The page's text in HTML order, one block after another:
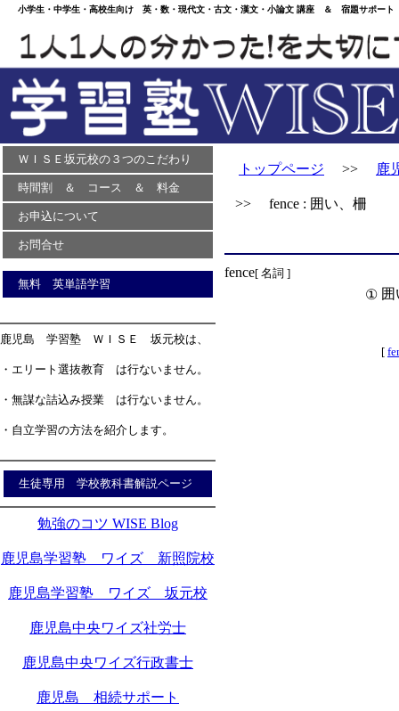
小学生・中学生・高校生向け 英・数・現代文・古文・漢文・小論文 講座 ＆ 宿題サポー
ＷＩＳＥ坂元校の３つのこだわり
時間割 ＆ コース ＆ 料金
お申込について
お問合せ
無料 英単語学習
鹿児島 学習塾 ＷＩＳＥ 坂元校は、
・エリート選抜教育 は行ないません。
・無謀な詰込み授業 は行ないません。
・自立学習の方法を紹介します。
生徒専用 学校教科書解説ページ
勉強のコツ WISE Blog
鹿児島学習塾 ワイズ 新照院校
鹿児島学習塾 ワイズ 坂元校
鹿児島中央ワイズ社労士
鹿児島中央ワイズ行政書士
鹿児島 相続サポート
トップページ >> 鹿
>> fence : 囲い、柵
fence[ 名詞 ]
①
[